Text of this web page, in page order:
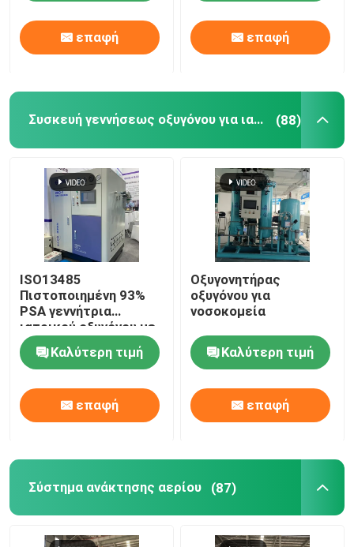
επαφή επαφή
Συσκευή γεννήσεως οξυγόνου για ιατρική χρήση (88)
ISO13485
Πιστοποιημένη 93%
PSA γεννήτρια
ιατρικού οξυγόνου με
σταθμό πλήρωσης
Καλύτερη τιμή
επαφή
Οξυγονητήρας
οξυγόνου για
νοσοκομεία
Καλύτερη τιμή
επαφή
Σύστημα ανάκτησης αερίου (87)